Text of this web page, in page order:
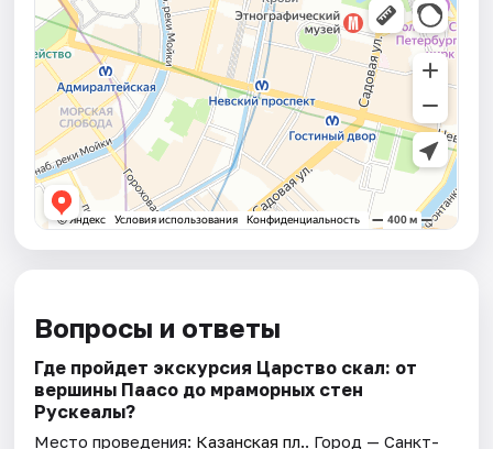
Вопросы и ответы
Где пройдет экскурсия Царство скал: от
вершины Паасо до мраморных стен
Рускеалы?
Место проведения: Казанская пл.. Город — Санкт-